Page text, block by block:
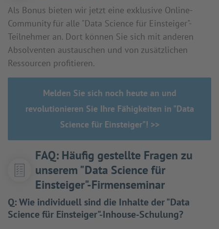
Als Bonus bieten wir jetzt eine exklusive Online-
Community für alle "Data Science für Einsteiger"-
Teilnehmer an. Dort können Sie sich mit anderen
Absolventen austauschen und von zusätzlichen
Ressourcen profitieren.
Melden Sie sich noch heute an und
revolutionieren Sie Ihre Fähigkeiten in "Data
Science für Einsteiger"! >>
FAQ: Häufig gestellte Fragen zu
unserem "Data Science für
Einsteiger"-Firmenseminar
Q:Wie individuell sind die Inhalte der "Data
Science für Einsteiger"-Inhouse-Schulung?